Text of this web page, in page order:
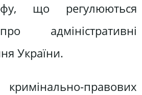
що регулюються
адміністративні
України.
правових